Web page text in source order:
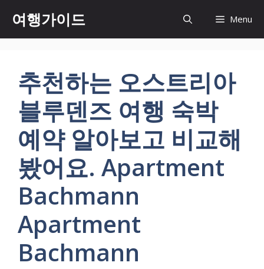
츠
여행가이드 Menu
추천하는 오스트리아
블루덴즈 여행 숙박
예약 알아보고 비교해
봤어요. Apartment
Bachmann
Apartment
Bachmann